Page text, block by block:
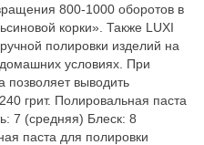
800-1000 оборотов в
корки». Также LUXI
полировки изделий на
условиях. При
позволяет выводить
грит. Полировальная паста
7 (средняя) Блеск: 8
паста для полировки